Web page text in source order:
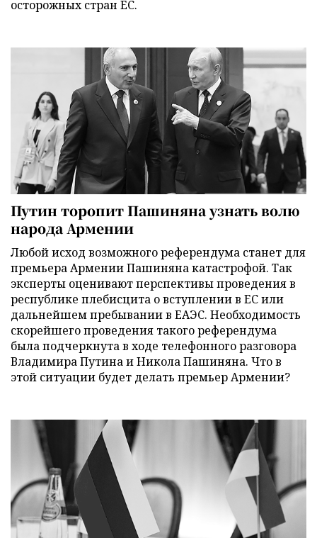
осторожных стран ЕС.
Путин торопит Пашиняна узнать волю
народа Армении
Любой исход возможного референдума станет для
премьера Армении Пашиняна катастрофой. Так
эксперты оценивают перспективы проведения в
республике плебисцита о вступлении в ЕС или
дальнейшем пребывании в ЕАЭС. Необходимость
скорейшего проведения такого референдума
была подчеркнута в ходе телефонного разговора
Владимира Путина и Никола Пашиняна. Что в
этой ситуации будет делать премьер Армении?